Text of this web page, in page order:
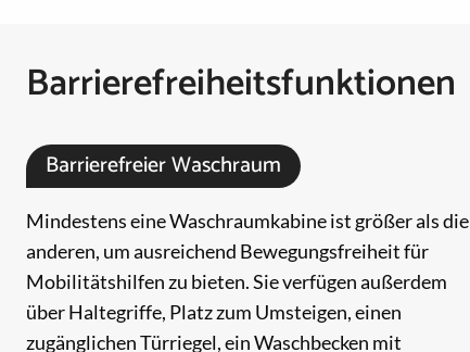
Barrierefreiheitsfunktionen
Barrierefreier Waschraum
Mindestens eine Waschraumkabine ist größer als die
anderen, um ausreichend Bewegungsfreiheit für
Mobilitätshilfen zu bieten. Sie verfügen außerdem
über Haltegriffe, Platz zum Umsteigen, einen
zugänglichen Türriegel, ein Waschbecken mit